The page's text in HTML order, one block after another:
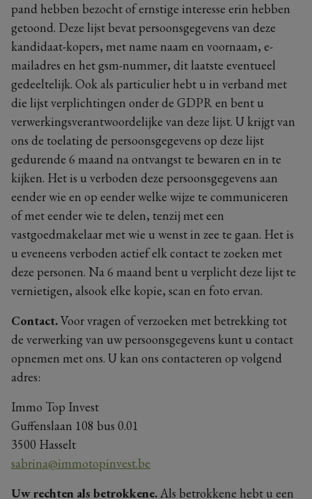
pand hebben bezocht of ernstige interesse erin hebben
getoond. Deze lijst bevat persoonsgegevens van deze
kandidaat-kopers, met name naam en voornaam, e-
mailadres en het gsm-nummer, dit laatste eventueel
gedeeltelijk. Ook als particulier hebt u in verband met
die lijst verplichtingen onder de GDPR en bent u
verwerkingsverantwoordelijke van deze lijst. U krijgt van
ons de toelating de persoonsgegevens op deze lijst
gedurende 6 maand na ontvangst te bewaren en in te
kijken. Het is u verboden deze persoonsgegevens aan
eender wie en op eender welke wijze te communiceren
of met eender wie te delen, tenzij met een
vastgoedmakelaar met wie u wenst in zee te gaan. Het is
u eveneens verboden actief elk contact te zoeken met
deze personen. Na 6 maand bent u verplicht deze lijst te
vernietigen, alsook elke kopie, scan en foto ervan.
Contact.Voor vragen of verzoeken met betrekking tot
de verwerking van uw persoonsgegevens kunt u contact
opnemen met ons. U kan ons contacteren op volgend
adres:
Immo Top Invest
Guffenslaan 108 bus 0.01
3500 Hasselt
sabrina@immotopinvest.be
Uw rechten als betrokkene.Als betrokkene hebt u een